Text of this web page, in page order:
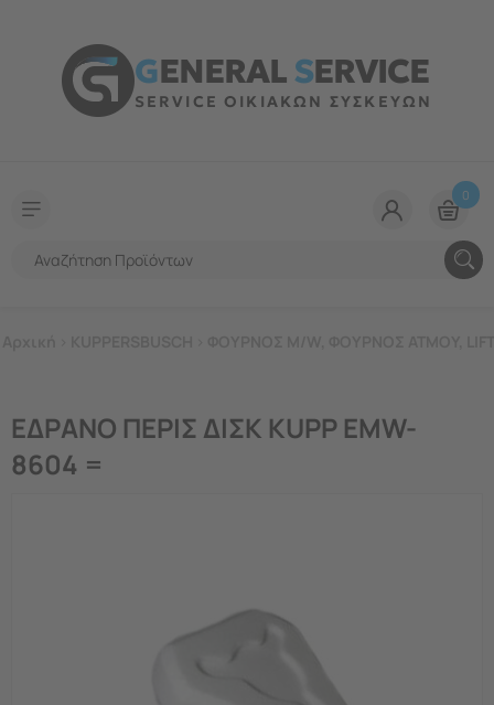
GENERALSERVICE
SERVICE ΟΙΚΙΑΚΩΝ ΣΥΣΚΕΥΩΝ
0
ΕΔΡΑΝΟ ΠΕΡΙΣ ΔΙΣΚ KUPP EMW-
8604 =